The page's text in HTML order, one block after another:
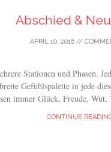
Abschied &
APRIL 10, 2016//
Stationen und Phasen.
Gefühlspalette in jede
immer Glück, Freude, Wut,
CONTINUE